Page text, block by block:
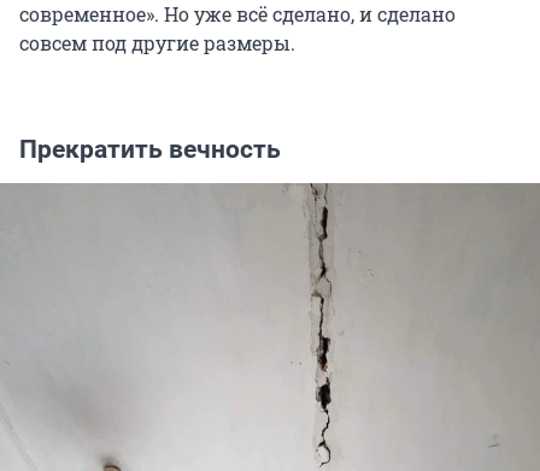
современное». Но уже всё сделано, и сделано
совсем под другие размеры.
Прекратить вечность